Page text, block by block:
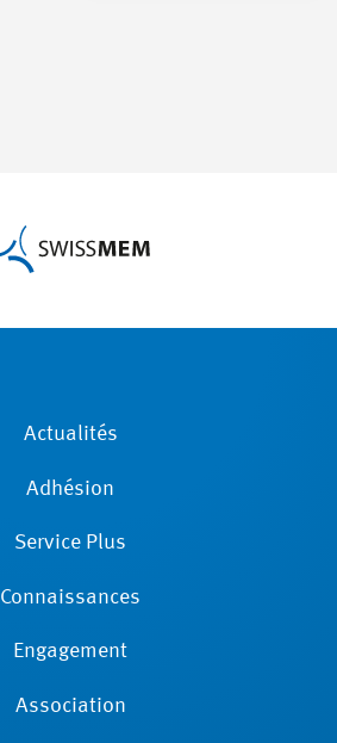
Actualités
Adhésion
Service Plus
Connaissances
Engagement
Association